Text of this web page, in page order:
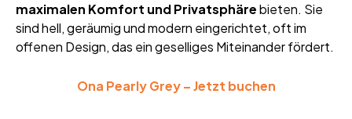
maximalen Komfort und Privatsphärebieten. Sie
sind hell, geräumig und modern eingerichtet, oft im
offenen Design, das ein geselliges Miteinander fördert.
Ona Pearly Grey – Jetzt buchen